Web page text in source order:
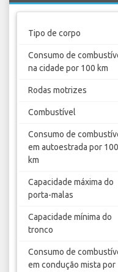
Tipo de corpo
Consumo de
na cidade por 100 km
Rodas motrizes
Combustível
Consumo de
em autoestrada por 100
km
Capacidade máxima do
porta-malas
Capacidade mínima do
tronco
Consumo de
em condução mista por